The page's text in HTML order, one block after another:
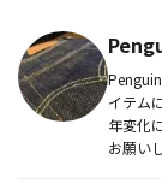
イテム
年変化
お願い